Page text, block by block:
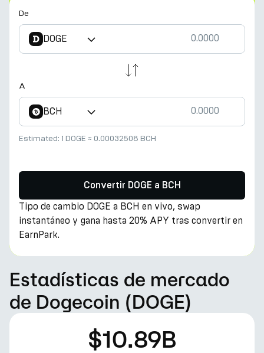
De
DOGE
A
BCH
Estimated: 1 DOGE ≈ 0.00032508 BCH
Convertir DOGE a BCH
Tipo de cambio DOGE a BCH en vivo, swap
instantáneo y gana hasta 20% APY tras convertir en
EarnPark.
Estadísticas de mercado
de Dogecoin (DOGE)
$10.89B